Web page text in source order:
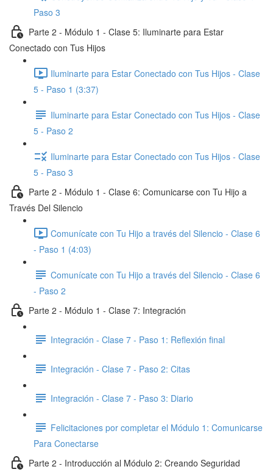
Paso 3
Parte 2 - Módulo 1 - Clase 5: Iluminarte para Estar
Conectado con Tus Hijos
Iluminarte para Estar Conectado con Tus Hijos - Clase
5 - Paso 1 (3:37)
Iluminarte para Estar Conectado con Tus Hijos - Clase
5 - Paso 2
Iluminarte para Estar Conectado con Tus Hijos - Clase
5 - Paso 3
Parte 2 - Módulo 1 - Clase 6: Comunicarse con Tu Hijo a
Través Del Silencio
Comunícate con Tu Hijo a través del Silencio - Clase 6
- Paso 1 (4:03)
Comunícate con Tu Hijo a través del Silencio - Clase 6
- Paso 2
Parte 2 - Módulo 1 - Clase 7: Integración
Integración - Clase 7 - Paso 1: Reflexión final
Integración - Clase 7 - Paso 2: Citas
Integración - Clase 7 - Paso 3: Diario
Felicitaciones por completar el Módulo 1: Comunicarse
Para Conectarse
Parte 2 - Introducción al Módulo 2: Creando Seguridad